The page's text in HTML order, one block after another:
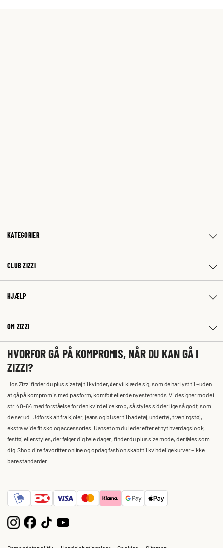
KATEGORIER
CLUB ZIZZI
HJÆLP
OM ZIZZI
HVORFOR GÅ PÅ KOMPROMIS, NÅR DU KAN GÅ I
ZIZZI?
Hos Zizzi finder du plus size tøj til kvinder, der vil klæde sig, som de har lyst til – uden
at gå på kompromis med pasform, komfort eller de nyeste trends. Vi designer mode i
str. 40-64 med forståelse for den kvindelige krop, så styles sidder lige så godt, som
de ser ud. Udforsk alt fra kjoler, jeans og bluser til badetøj, undertøj, træningstøj,
ekstra wide fit sko og accessories. Uanset om du leder efter et nyt hverdagslook,
festtøj eller styles, der følger dig hele dagen, finder du plus size mode, der føles som
dig. Shop dine favoritter online og opdag fashion skabt til kvindelige kurver – ikke
bare standarder.